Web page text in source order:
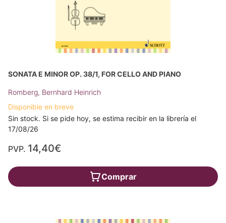
SONATA E MINOR OP. 38/1, FOR CELLO AND PIANO
Romberg, Bernhard Heinrich
Disponible en breve
Sin stock. Si se pide hoy, se estima recibir en la librería el
17/08/26
PVP. 14,40€
Comprar